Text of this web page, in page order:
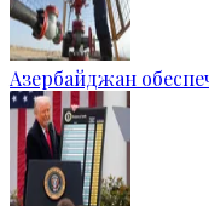
Азербайджан